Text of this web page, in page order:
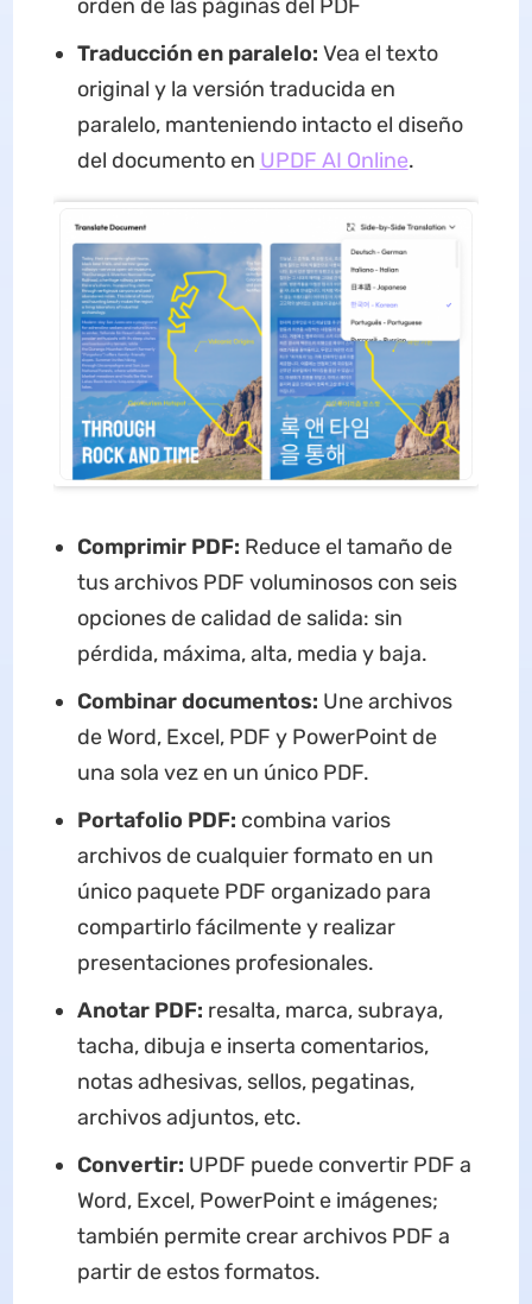
orden de las páginas del PDF
Traducción en paralelo: Vea el texto
original y la versión traducida en
paralelo, manteniendo intacto el diseño
del documento en UPDF AI Online.
Comprimir PDF: Reduce el tamaño de
tus archivos PDF voluminosos con seis
opciones de calidad de salida: sin
pérdida, máxima, alta, media y baja.
Combinar documentos: Une archivos
de Word, Excel, PDF y PowerPoint de
una sola vez en un único PDF.
Portafolio PDF: combina varios
archivos de cualquier formato en un
único paquete PDF organizado para
compartirlo fácilmente y realizar
presentaciones profesionales.
Anotar PDF: resalta, marca, subraya,
tacha, dibuja e inserta comentarios,
notas adhesivas, sellos, pegatinas,
archivos adjuntos, etc.
Convertir: UPDF puede convertir PDF a
Word, Excel, PowerPoint e imágenes;
también permite crear archivos PDF a
partir de estos formatos.